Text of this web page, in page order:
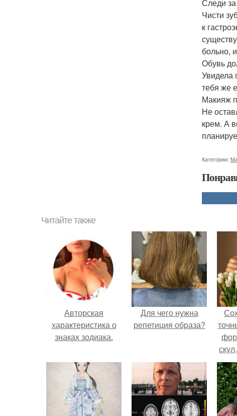
Следи
Чисти
к
больно,
Обувь
Увидела
тебя же
Макияж
Не
крем. А
Категории:
Читайте также
Авторская
характеристика о
знаках зодиака.
Для чего нужна
репетиция образа?